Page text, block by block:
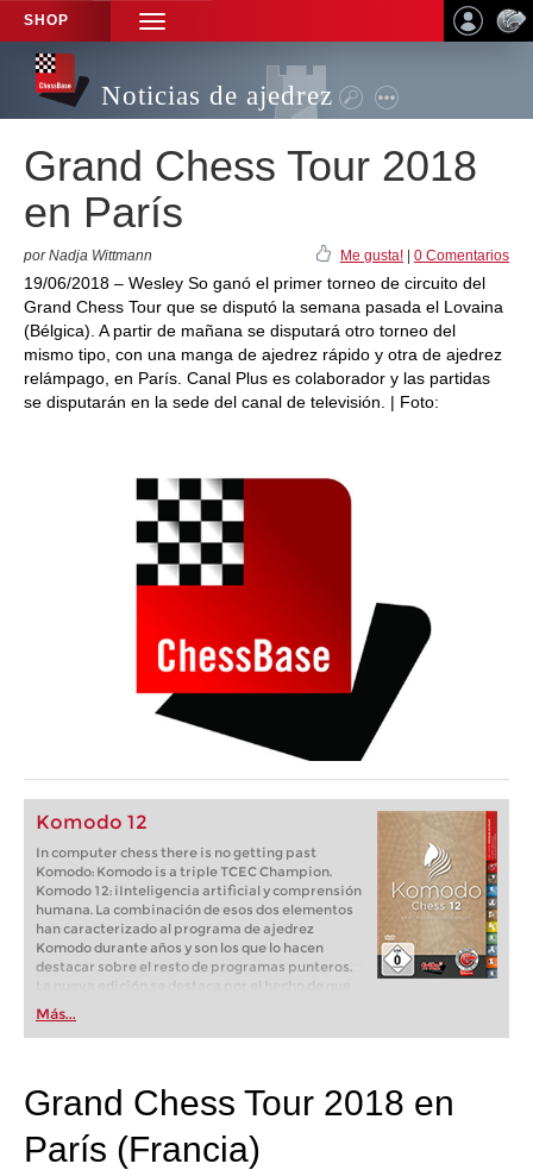
SHOP
TOGGLE
NAVIGATION
Noticias de ajedrez
Grand Chess Tour 2018
en París
por Nadja Wittmann Me gusta! 0 Comentarios
19/06/2018 – Wesley So ganó el primer torneo de circuito del
Grand Chess Tour que se disputó la semana pasada el Lovaina
(Bélgica). A partir de mañana se disputará otro torneo del
mismo tipo, con una manga de ajedrez rápido y otra de ajedrez
relámpago, en París. Canal Plus es colaborador y las partidas
se disputarán en la sede del canal de televisión. | Foto:
Komodo 12
In computer chess there is no getting past
Komodo: Komodo is a triple TCEC Champion.
Komodo 12: iInteligencia artificial y comprensión
humana. La combinación de esos dos elementos
han caracterizado al programa de ajedrez
Komodo durante años y son los que lo hacen
destacar sobre el resto de programas punteros.
La nueva edición se destaca por el hecho de que
"dos corazones laten en su pecho". Uno es el
módulo clásico de Komodo, en su nueva versión
perfeccionada. El segundo es el módulo Komodo
Más...
Grand Chess Tour 2018 en
París (Francia)